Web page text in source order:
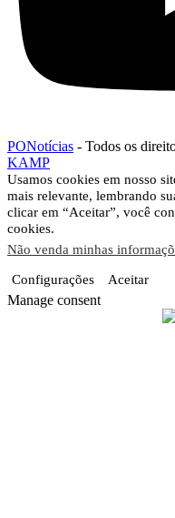
PONotícias - Todos os
KAMP
Usamos cookies em nosso
mais relevante, lembrando
clicar em “Aceitar”, você
cookies.
Não venda minhas
Configurações Aceitar
Manage consent